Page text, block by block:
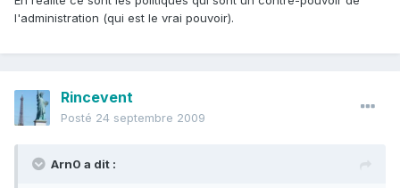
l'administration (qui est le vrai pouvoir).
Rincevent
Posté 24 septembre 2009
Arn0 a dit :